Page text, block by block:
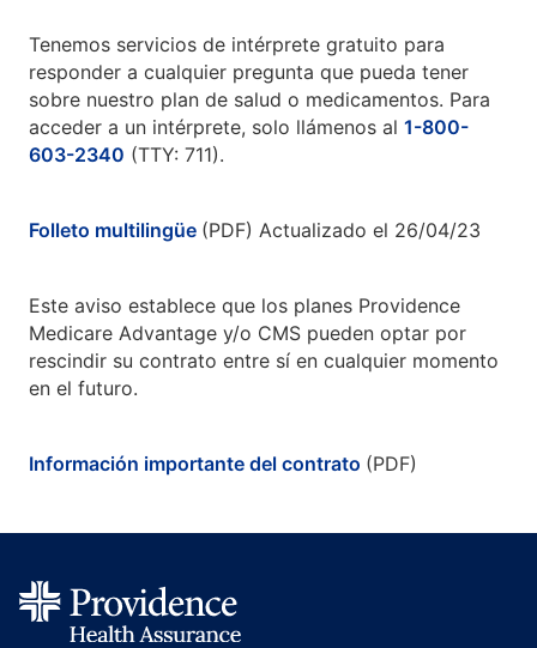
Tenemos servicios de intérprete gratuito para
responder a cualquier pregunta que pueda tener
sobre nuestro plan de salud o medicamentos. Para
acceder a un intérprete, solo llámenos al 1-800-
603-2340 (TTY: 711).
Folleto multilingüe (PDF) Actualizado el 26/04/23
Este aviso establece que los planes Providence
Medicare Advantage y/o CMS pueden optar por
rescindir su contrato entre sí en cualquier momento
en el futuro.
Información importante del contrato (PDF)